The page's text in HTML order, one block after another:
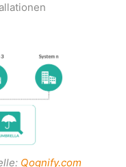
Qognify.com